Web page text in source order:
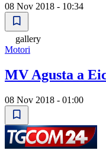
08 Nov 2018 - 10:34
gallery
Motori
MV Agusta a
08 Nov 2018 - 01:00